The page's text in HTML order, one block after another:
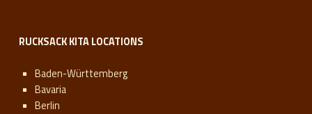
RUCKSACK KITA LOCATIONS
Baden-Württemberg
Bavaria
Berlin